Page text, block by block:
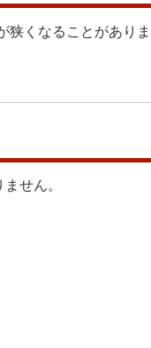
狭くなることがあり
せん。